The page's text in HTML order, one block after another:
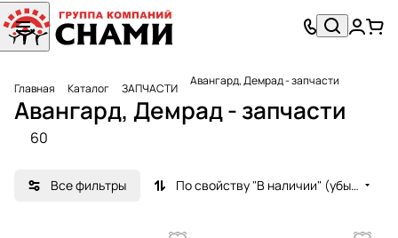
Главная Каталог ЗАПЧАСТИ Авангард, Демрад - запчасти
Авангард, Демрад - запчасти
60
Все фильтры По свойству "В наличии" (убывание)